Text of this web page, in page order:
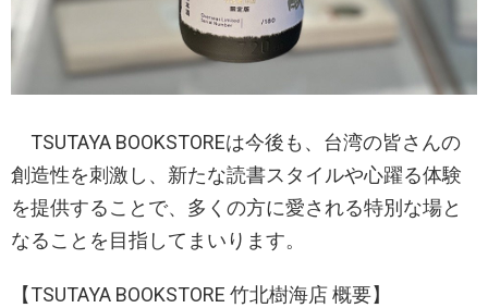
TSUTAYA BOOKSTOREは今後も、台湾の皆さんの
創造性を刺激し、新たな読書スタイルや心躍る体験
を提供することで、多くの方に愛される特別な場と
なることを目指してまいります。
【TSUTAYA BOOKSTORE 竹北樹海店 概要】